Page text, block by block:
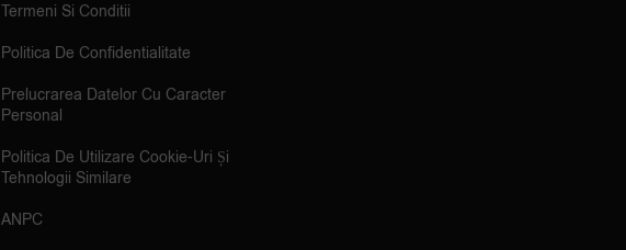
Termeni Si Conditii
Politica De Confidentialitate
Prelucrarea Datelor Cu Caracter
Personal
Politica De Utilizare Cookie-Uri Și
Tehnologii Similare
ANPC